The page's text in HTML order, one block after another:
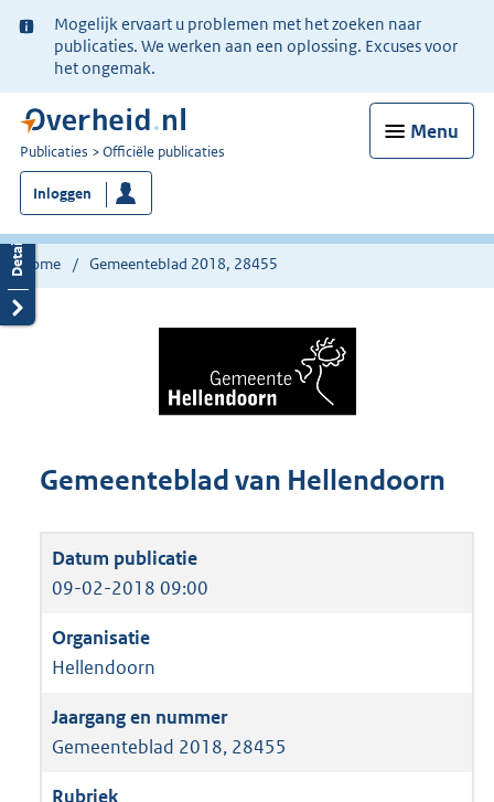
Ter
informatie:
Mogelijk ervaart u problemen met het zoeken naar
publicaties. We werken aan een oplossing. Excuses voor
het ongemak.
Menu
U
bent
nu
hier:
Publicaties Officiële publicaties
Inloggen
Home Gemeenteblad 2018, 28455
Gemeenteblad van Hellendoorn
09-02-2018 09:00
Hellendoorn
Gemeenteblad 2018, 28455